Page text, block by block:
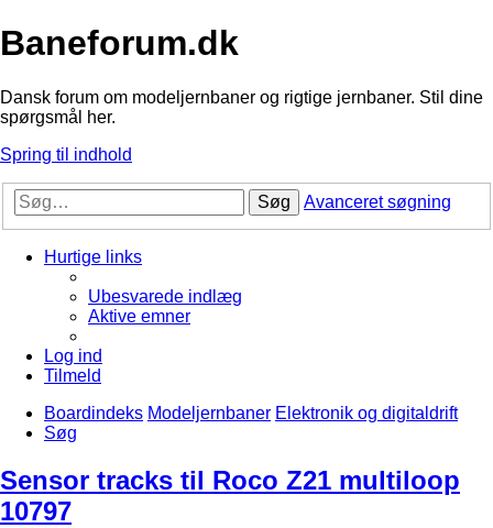
Baneforum.dk
Dansk forum om modeljernbaner og rigtige jernbaner. Stil dine
spørgsmål her.
Spring til indhold
Søg Avanceret søgning
Hurtige links
Ubesvarede indlæg
Aktive emner
Log ind
Tilmeld
Boardindeks Modeljernbaner Elektronik og digitaldrift
Søg
Sensor tracks til Roco Z21 multiloop
10797